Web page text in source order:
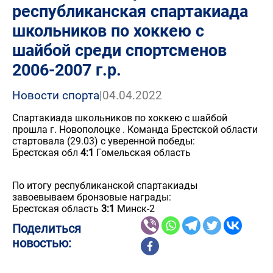
республиканская спартакиада
школьников по хоккею с
шайбой среди спортсменов
2006-2007 г.р.
Новости спорта|04.04.2022
Спартакиада школьников по хоккею с шайбой
прошла г. Новополоцке . Команда Брестской области
стартовала (29.03) с уверенной победы:
Брестская обл 4:1 Гомельская область
По итогу республиканской спартакиады
завоевываем бронзовые награды:
Брестская область 3:1 Минск-2
Поделиться
новостью: